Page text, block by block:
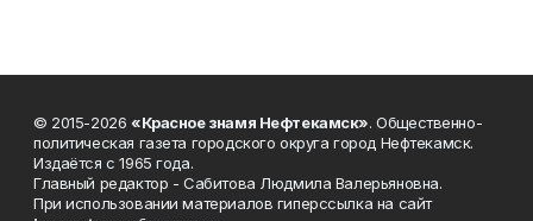
© 2015-2026 «Красное знамя Нефтекамск». Общественно-
политическая газета городского округа город Нефтекамск.
Издаётся с 1965 года.
Главный редактор - Сабитова Людмила Валерьяновна.
При использовании материалов гиперссылка на сайт